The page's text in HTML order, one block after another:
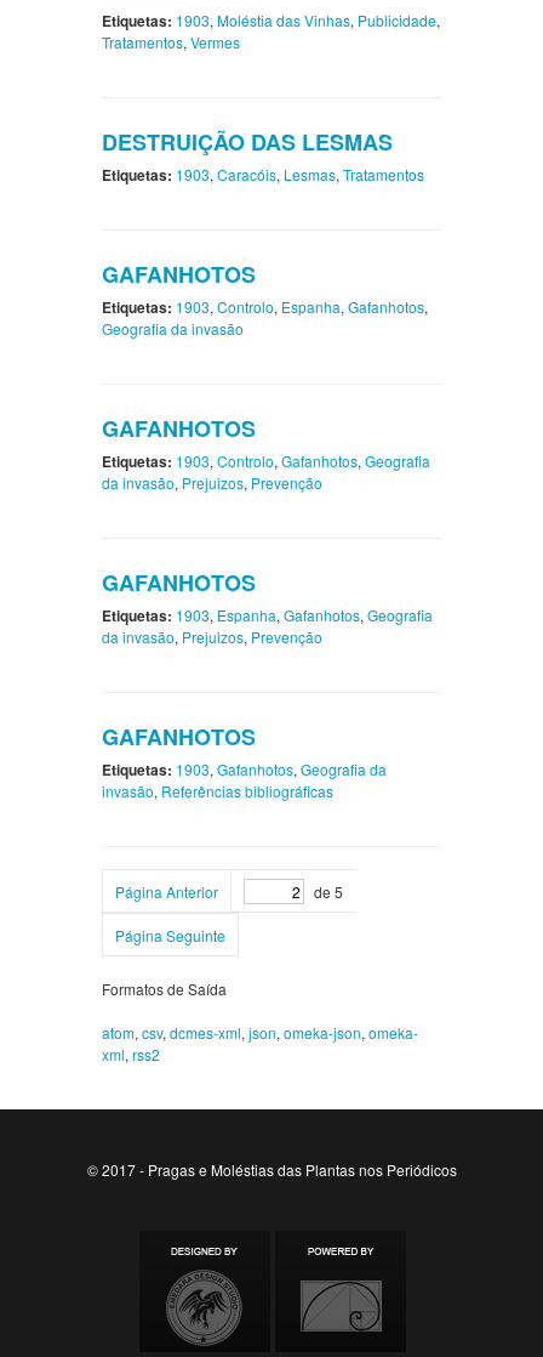
Etiquetas: 1903, Moléstia das Vinhas, Publicidade,
Tratamentos, Vermes
DESTRUIÇÃO DAS LESMAS
Etiquetas: 1903, Caracóis, Lesmas, Tratamentos
GAFANHOTOS
Etiquetas: 1903, Controlo, Espanha, Gafanhotos,
Geografia da invasão
GAFANHOTOS
Etiquetas: 1903, Controlo, Gafanhotos, Geografia
da invasão, Prejuizos, Prevenção
GAFANHOTOS
Etiquetas: 1903, Espanha, Gafanhotos, Geografia
da invasão, Prejuizos, Prevenção
GAFANHOTOS
Etiquetas: 1903, Gafanhotos, Geografia da
invasão, Referências bibliográficas
Página Anterior de 5
Página Seguinte
Formatos de Saída
atom, csv, dcmes-xml, json, omeka-json, omeka-
xml, rss2
© 2017 - Pragas e Moléstias das Plantas nos Periódicos